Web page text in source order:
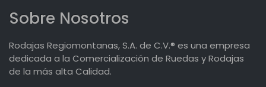
Sobre Nosotros
Rodajas Regiomontanas, S.A. de C.V.® es una empresa
dedicada a la Comercialización de Ruedas y Rodajas
de la más alta Calidad.